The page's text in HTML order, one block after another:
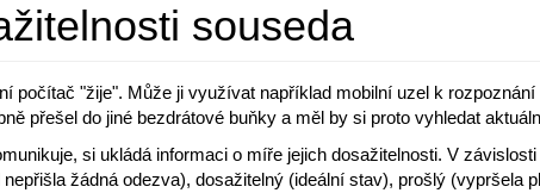
souseda
počítač "žije". Může ji využívat například mobilní uzel k
přešel do jiné bezdrátové buňky a měl by si proto vyhledat
si ukládá informaci o míře jejich dosažitelnosti. V
žádná odezva), dosažitelný (ideální stav), prošlý (vypršela